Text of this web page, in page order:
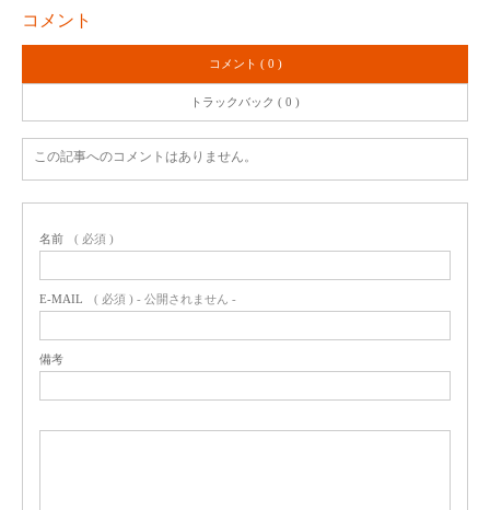
コメント
コメント ( 0 )
トラックバック ( 0 )
この記事へのコメントはありません。
名前 ( 必須 )
E-MAIL ( 必須 ) - 公開されません -
備考